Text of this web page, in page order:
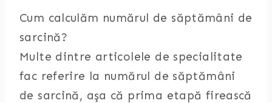
Cum calculăm numărul de săptămâni de
sarcină?
Multe dintre articolele de specialitate
fac referire la numărul de săptămâni
de sarcină, aşa că prima etapă firească